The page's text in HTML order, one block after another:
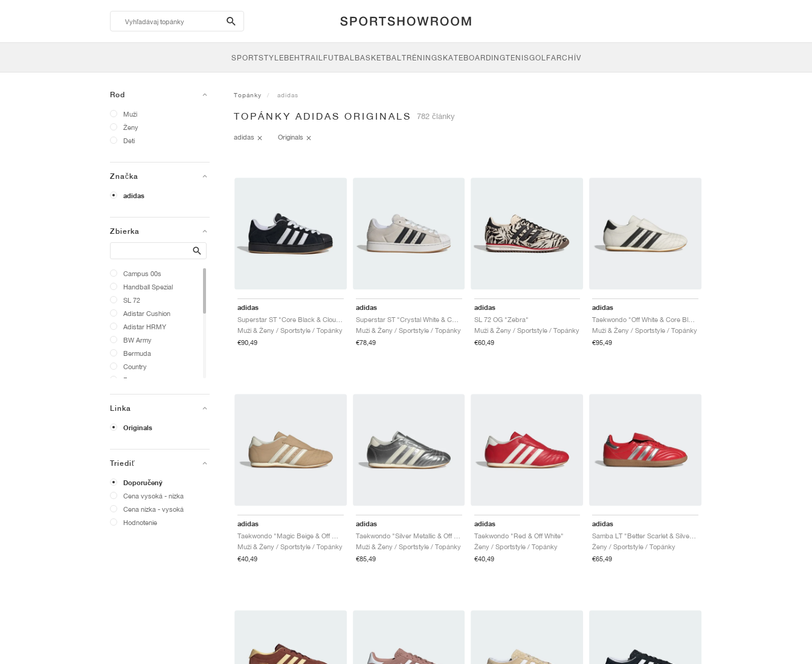
search-
btn
SPORTSTYLEBEHTRAILFUTBALBASKETBALTRÉNINGSKATEBOARDINGTENISGOLFARCHÍV
Rod
Muži
Ženy
Deti
Značka
adidas
Zbierka
Search
Campus 00s
Handball Spezial
SL 72
Adistar Cushion
Adistar HRMY
BW Army
Bermuda
Country
Forum
Gazelle
Intimidation
Megaride
Response CL
Stan Smith
Superstar
Taekwondo
Tokyo
Linka
Originals
Triediť
Doporučený
Cena vysoká - nízka
Cena nízka - vysoká
Hodnotenie
Topánky adidas
TOPÁNKY ADIDAS ORIGINALS 782 články
adidas Originals
adidas
Muži & Ženy / Sportstyle / Topánky
€90,49
adidas
Superstar ST "Crystal White & Core Black"
Muži & Ženy / Sportstyle / Topánky
€78,49
adidas
SL 72 OG "Zebra"
Muži & Ženy / Sportstyle / Topánky
€60,49
adidas
Muži & Ženy / Sportstyle / Topánky
€95,49
adidas
Muži & Ženy / Sportstyle / Topánky
€40,49
adidas
Muži & Ženy / Sportstyle / Topánky
€85,49
adidas
Taekwondo "Red & Off White"
Ženy / Sportstyle / Topánky
€40,49
adidas
Ženy / Sportstyle / Topánky
€65,49